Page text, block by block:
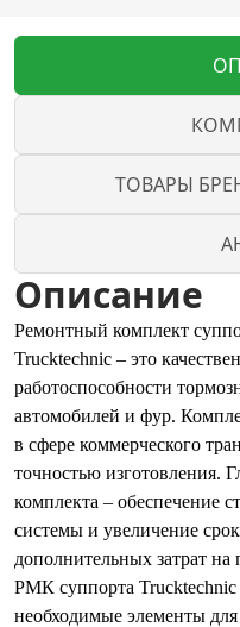
ТОВАРЫ
Описание
Ремонтный комплект
Trucktechnic – это
работоспособности
автомобилей и фур.
в сфере коммерческого
точностью изготовления.
комплекта – обеспечение
системы и увеличение
дополнительных затрат
РМК суппорта Trucktechnic
необходимые элементы